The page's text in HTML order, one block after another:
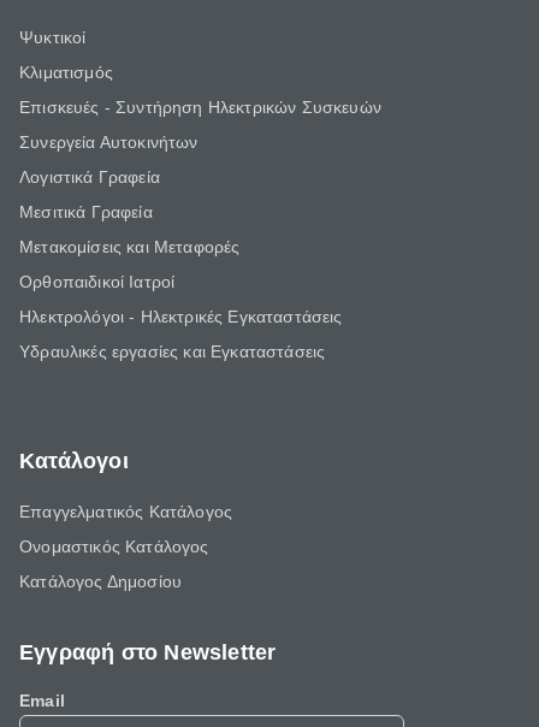
Ψυκτικοί
Κλιματισμός
Επισκευές - Συντήρηση Ηλεκτρικών Συσκευών
Συνεργεία Αυτοκινήτων
Λογιστικά Γραφεία
Μεσιτικά Γραφεία
Μετακομίσεις και Μεταφορές
Ορθοπαιδικοί Ιατροί
Ηλεκτρολόγοι - Ηλεκτρικές Εγκαταστάσεις
Υδραυλικές εργασίες και Εγκαταστάσεις
Κατάλογοι
Επαγγελματικός Κατάλογος
Ονομαστικός Κατάλογος
Κατάλογος Δημοσίου
Εγγραφή στο Newsletter
Email